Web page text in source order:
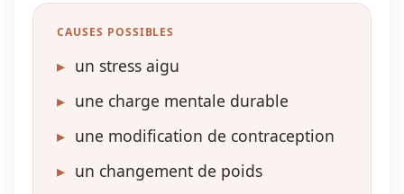
CAUSES POSSIBLES
▸ un stress aigu
▸ une charge mentale durable
▸ une modification de contraception
▸ un changement de poids